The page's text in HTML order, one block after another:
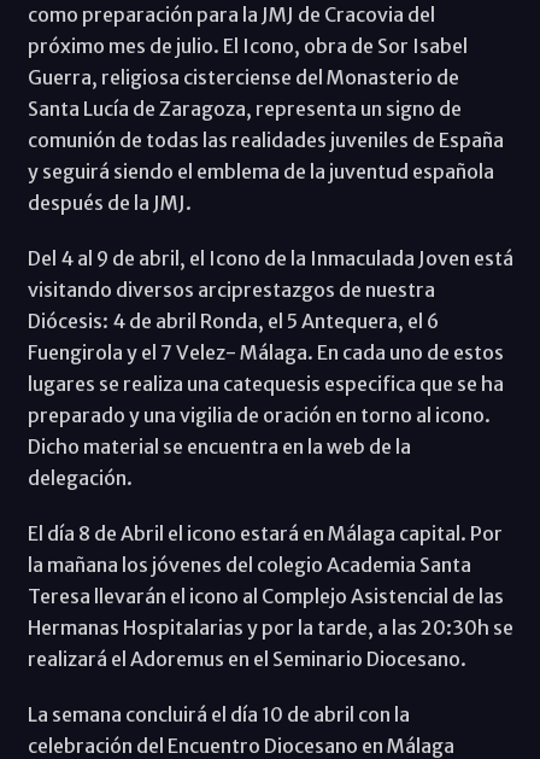
como preparación para la JMJ de Cracovia del
próximo mes de julio. El Icono, obra de Sor Isabel
Guerra, religiosa cisterciense del Monasterio de
Santa Lucía de Zaragoza, representa un signo de
comunión de todas las realidades juveniles de España
y seguirá siendo el emblema de la juventud española
después de la JMJ.
Del 4 al 9 de abril, el Icono de la Inmaculada Joven está
visitando diversos arciprestazgos de nuestra
Diócesis: 4 de abril Ronda, el 5 Antequera, el 6
Fuengirola y el 7 Velez- Málaga. En cada uno de estos
lugares se realiza una catequesis especifica que se ha
preparado y una vigilia de oración en torno al icono.
Dicho material se encuentra en la web de la
delegación.
El día 8 de Abril el icono estará en Málaga capital. Por
la mañana los jóvenes del colegio Academia Santa
Teresa llevarán el icono al Complejo Asistencial de las
Hermanas Hospitalarias y por la tarde, a las 20:30h se
realizará el Adoremus en el Seminario Diocesano.
La semana concluirá el día 10 de abril con la
celebración del Encuentro Diocesano en Málaga